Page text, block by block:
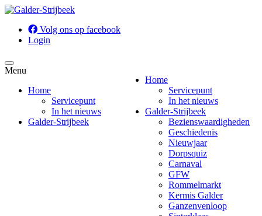
Volg ons op facebook
Login
Home
Servicepunt
In het nieuws
Galder-Strijbeek
Bezienswaardigheden
Geschiedenis
Nieuwjaar
Dorpsquiz
Carnaval
GFW
Rommelmarkt
Kermis Galder
Ganzenvenloop
Menu
Home
Servicepunt
In het nieuws
Galder-Strijbeek